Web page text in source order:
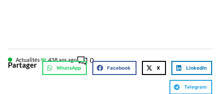
Actualités 438 ans ago 0
Partager WhatsApp Facebook X LinkedIn
Telegram